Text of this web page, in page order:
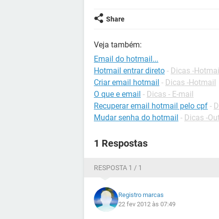
Share
Veja também:
Email do hotmail...
Hotmail entrar direto - Dicas -
Criar email hotmail - Dicas -Hotmail
O que e email - Dicas - E-mail
Recuperar email hotmail pelo cpf -
Mudar senha do hotmail - Dicas -
1 Respostas
RESPOSTA 1 / 1
Registro marcas
22 fev 2012 às 07:49